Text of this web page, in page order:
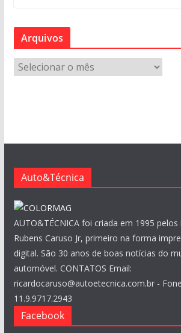
Arquivos
r
s
Auto&Técnica
AUTO&TÉCNICA foi criada em 1995
Rubens Caruso Jr, primeiro na forma
digital. São 30 anos de boas notícias do
automóvel. CONTATOS Email:
ricardocaruso@autoetecnica.com.br -
11.9.9717.2943
Facebook